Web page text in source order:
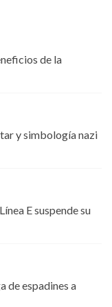
de la
y simbología nazi
E suspende su
de espadines a